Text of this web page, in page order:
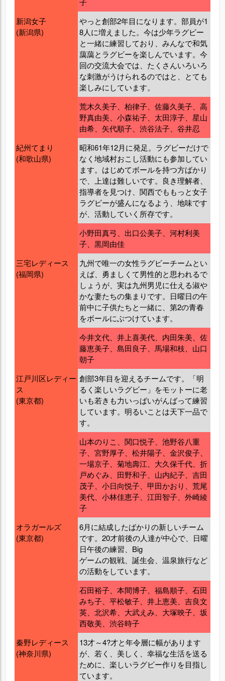
新潟女子
(新潟県)
やっと創部2年目になります。部員が1
8人に増えました。今は少年ラグビー
と一緒に練習しており、みんなで和気
藹藹とラグビーを楽しんでいます。今
回の交流大会では、たくさんいろいろ
な刺激がうけられるのではと、とても
楽しみにしています。
荒木久美子、柏律子、佐藤久美子、高
野真由美、小森祐子、太田淳子、星山
由希、矢代順子、渋谷法子、谷井忍
紀州てまり
(和歌山県)
昭和61年12月に発足。ラグビーだけで
なく地域村おこし活動にも参加してい
ます。はじめてボールを持つ方ばかり
で、上達は難しいです。良き理解者、
指導者を見つけ、関西でももっと女子
ラグビーが盛んになるよう、地味です
が、活動していく所存です。
小野田真弓、出口公美子、河村利美
子、黒岡由佳
三宅レディース
(福岡県)
九州で唯一の女性ラグビーチームとい
えば、勇ましくて男性的と思われるで
しょうが、実は九州男児に仕える淑や
かな妻たちの集まりです。日曜日の午
前中に子供たちと一緒に、第2の青春
をボールにぶつけています。
今井文代、井上喜美代、内田朱美、佐
藤恵美子、島田良子、馬場和枝、山口
朝子
江戸川区レディー
ス
(東京都)
創部3年目を迎えるチームです。「明
るく楽しいラグビー」をモットーに老
いも若きも力いっぱいがんばって練習
しています。明るいことは天下一品で
す。
山本のりこ、関口悦子、池野谷八重
子、宮野厚子、松井陽子、金沢俊子、
一場京子、菊地壽江、大久保千代、折
戸めぐみ、田野和子、山内紀子、吉田
茂子、小日向悦子、甲田かおり、荒尾
美代、小林佳恵子、江田智子、外崎綾
子
オラガールズ
(東京都)
6月に結成したばかりの新しいチーム
です。20才前後の人達が中心で、日曜
日午後の練習、Big
ゲームの観戦、誕生会、温泉旅行など
の活動をしています。
石田裕子、本間博子、福島順子、石田
みち子、平松敏子、井上恵美、吉良文
英、北沢希、大武えみ、大塚映子、坂
西敬美、渋谷時子
秦野レディース
(神奈川県)
13才～4?才と年令層に幅があります
が、若く、美しく、幸福な生活を送る
ために、楽しいラグビー作りを目指し
ています。